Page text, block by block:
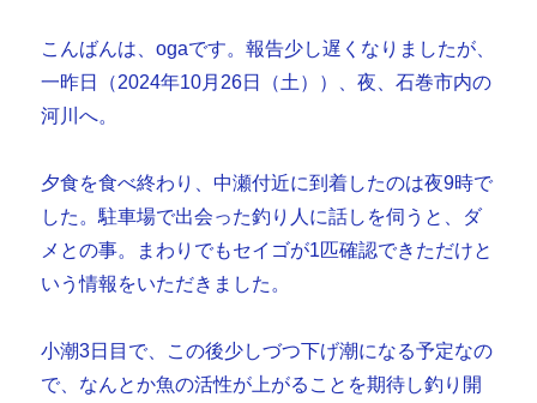
こんばんは、ogaです。報告少し遅くなりましたが、
一昨日（2024年10月26日（土））、夜、石巻市内の
河川へ。
夕食を食べ終わり、中瀬付近に到着したのは夜9時で
した。駐車場で出会った釣り人に話しを伺うと、ダ
メとの事。まわりでもセイゴが1匹確認できただけと
いう情報をいただきました。
小潮3日目で、この後少しづつ下げ潮になる予定なの
で、なんとか魚の活性が上がることを期待し釣り開